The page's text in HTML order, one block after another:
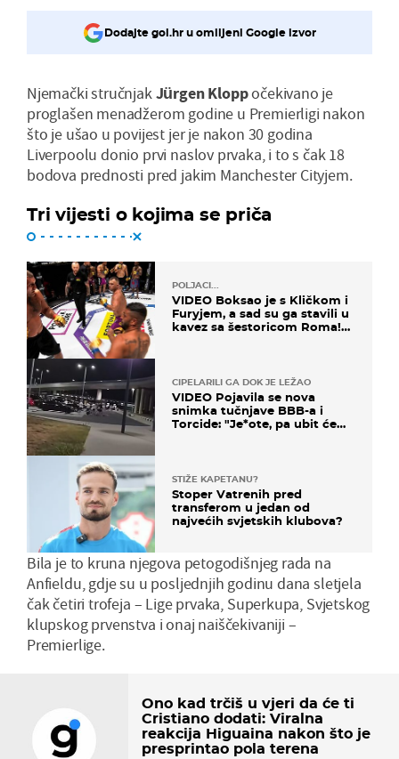
Dodajte gol.hr u omiljeni Google izvor
Njemački stručnjakJürgen Kloppočekivano je
proglašen menadžerom godine u Premierligi nakon
što je ušao u povijest jer je nakon 30 godina
Liverpoolu donio prvi naslov prvaka, i to s čak 18
bodova prednosti pred jakim Manchester Cityjem.
Tri vijesti o kojima se priča
POLJACI...
VIDEO Boksao je s Kličkom i
Furyjem, a sad su ga stavili u
kavez sa šestoricom Roma!
CIPELARILI GA DOK JE LEŽAO
VIDEO Pojavila se nova
snimka tučnjave BBB-a i
Torcide: "Je*ote, pa ubit će
STIŽE KAPETANU?
Stoper Vatrenih pred
transferom u jedan od
najvećih svjetskih klubova?
Bila je to kruna njegova petogodišnjeg rada na
Anfieldu, gdje su u posljednjih godinu dana sletjela
čak četiri trofeja – Lige prvaka, Superkupa, Svjetskog
klupskog prvenstva i onaj naiščekivaniji –
Premierlige.
Ono kad trčiš u vjeri da će ti
Cristiano dodati: Viralna
reakcija Higuaina nakon što je
presprintao pola terena